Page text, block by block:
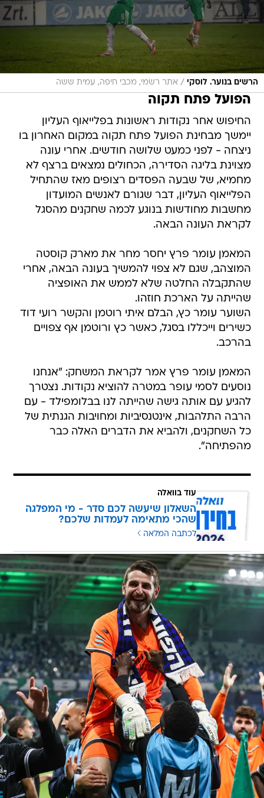
הרשים בנוער. לוסקי / אתר רשמי, מכבי חיפה, עמית ששה
הפועל פתח תקוה
החיפוש אחר נקודות ראשונות בפלייאוף העליון
יימשך מבחינת הפועל פתח תקוה במקום האחרון בו
ניצחה - לפני כמעט שלושה חודשים. אחרי עונה
מצוינת בליגה הסדירה, הכחולים נמצאים ברצף לא
מחמיא, של שבעה הפסדים רצופים מאז שהתחיל
הפלייאוף העליון, דבר שגורם לאנשים המועדון
מחשבות מחודשות בנוגע לכמה שחקנים מהסגל
לקראת העונה הבאה.
המאמן עומר פרץ יחסר מחר את מארק קוסטה
המוצהב, שגם לא צפוי להמשיך בעונה הבאה, אחרי
שהתקבלה החלטה שלא לממש את האופציה
שהייתה על הארכת חוזהו.
השוער עומר כץ, הבלם איתי רוטמן והקשר רועי דוד
כשירים וייכללו בסגל, כאשר כץ ורוטמן אף צפויים
בהרכב.
המאמן עומר פרץ אמר לקראת המשחק: "אנחנו
נוסעים לסמי עופר במטרה להוציא נקודות. נצטרך
להגיע עם אותה גישה שהייתה לנו בבלומפילד - עם
הרבה התלהבות, אינטנסיביות ומחויבות הגנתית של
כל השחקנים, ולהביא את הדברים האלה כבר
מהפתיחה".
עוד בוואלה
השאלון שיעשה לכם סדר - מי המפלגה
שהכי מתאימה לעמדות שלכם?
לכתבה המלאה